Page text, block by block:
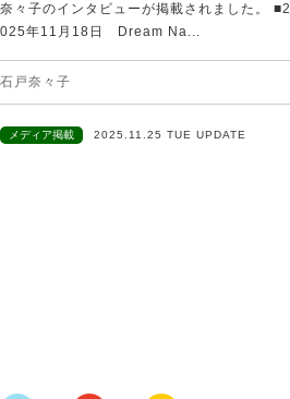
奈々子のインタビューが掲載されました。 ■2
025年11月18日 Dream Na...
石戸奈々子
メディア掲載 2025.11.25 TUE UPDATE